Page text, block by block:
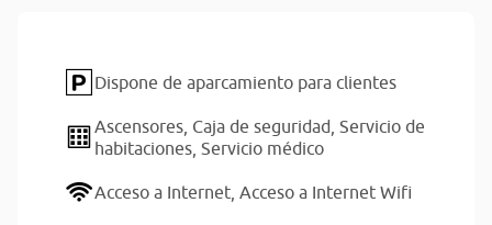
Dispone de aparcamiento para clientes
Ascensores, Caja de seguridad, Servicio de
habitaciones, Servicio médico
Acceso a Internet, Acceso a Internet Wifi